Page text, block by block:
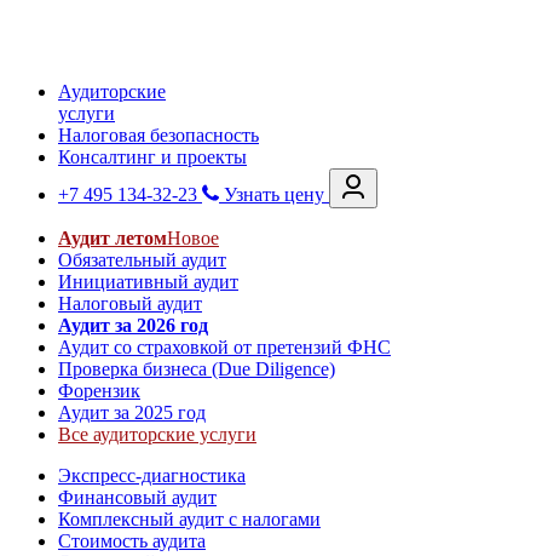
Аудиторские
услуги
Налоговая безопасность
Консалтинг и проекты
+7 495 134-32-23
Узнать цену
Аудит летомНовое
Обязательный аудит
Инициативный аудит
Налоговый аудит
Аудит за 2026 год
Аудит со страховкой от претензий ФНС
Проверка бизнеса (Due Diligence)
Форензик
Аудит за 2025 год
Все аудиторские услуги
Экспресс-диагностика
Финансовый аудит
Комплексный аудит с налогами
Стоимость аудита